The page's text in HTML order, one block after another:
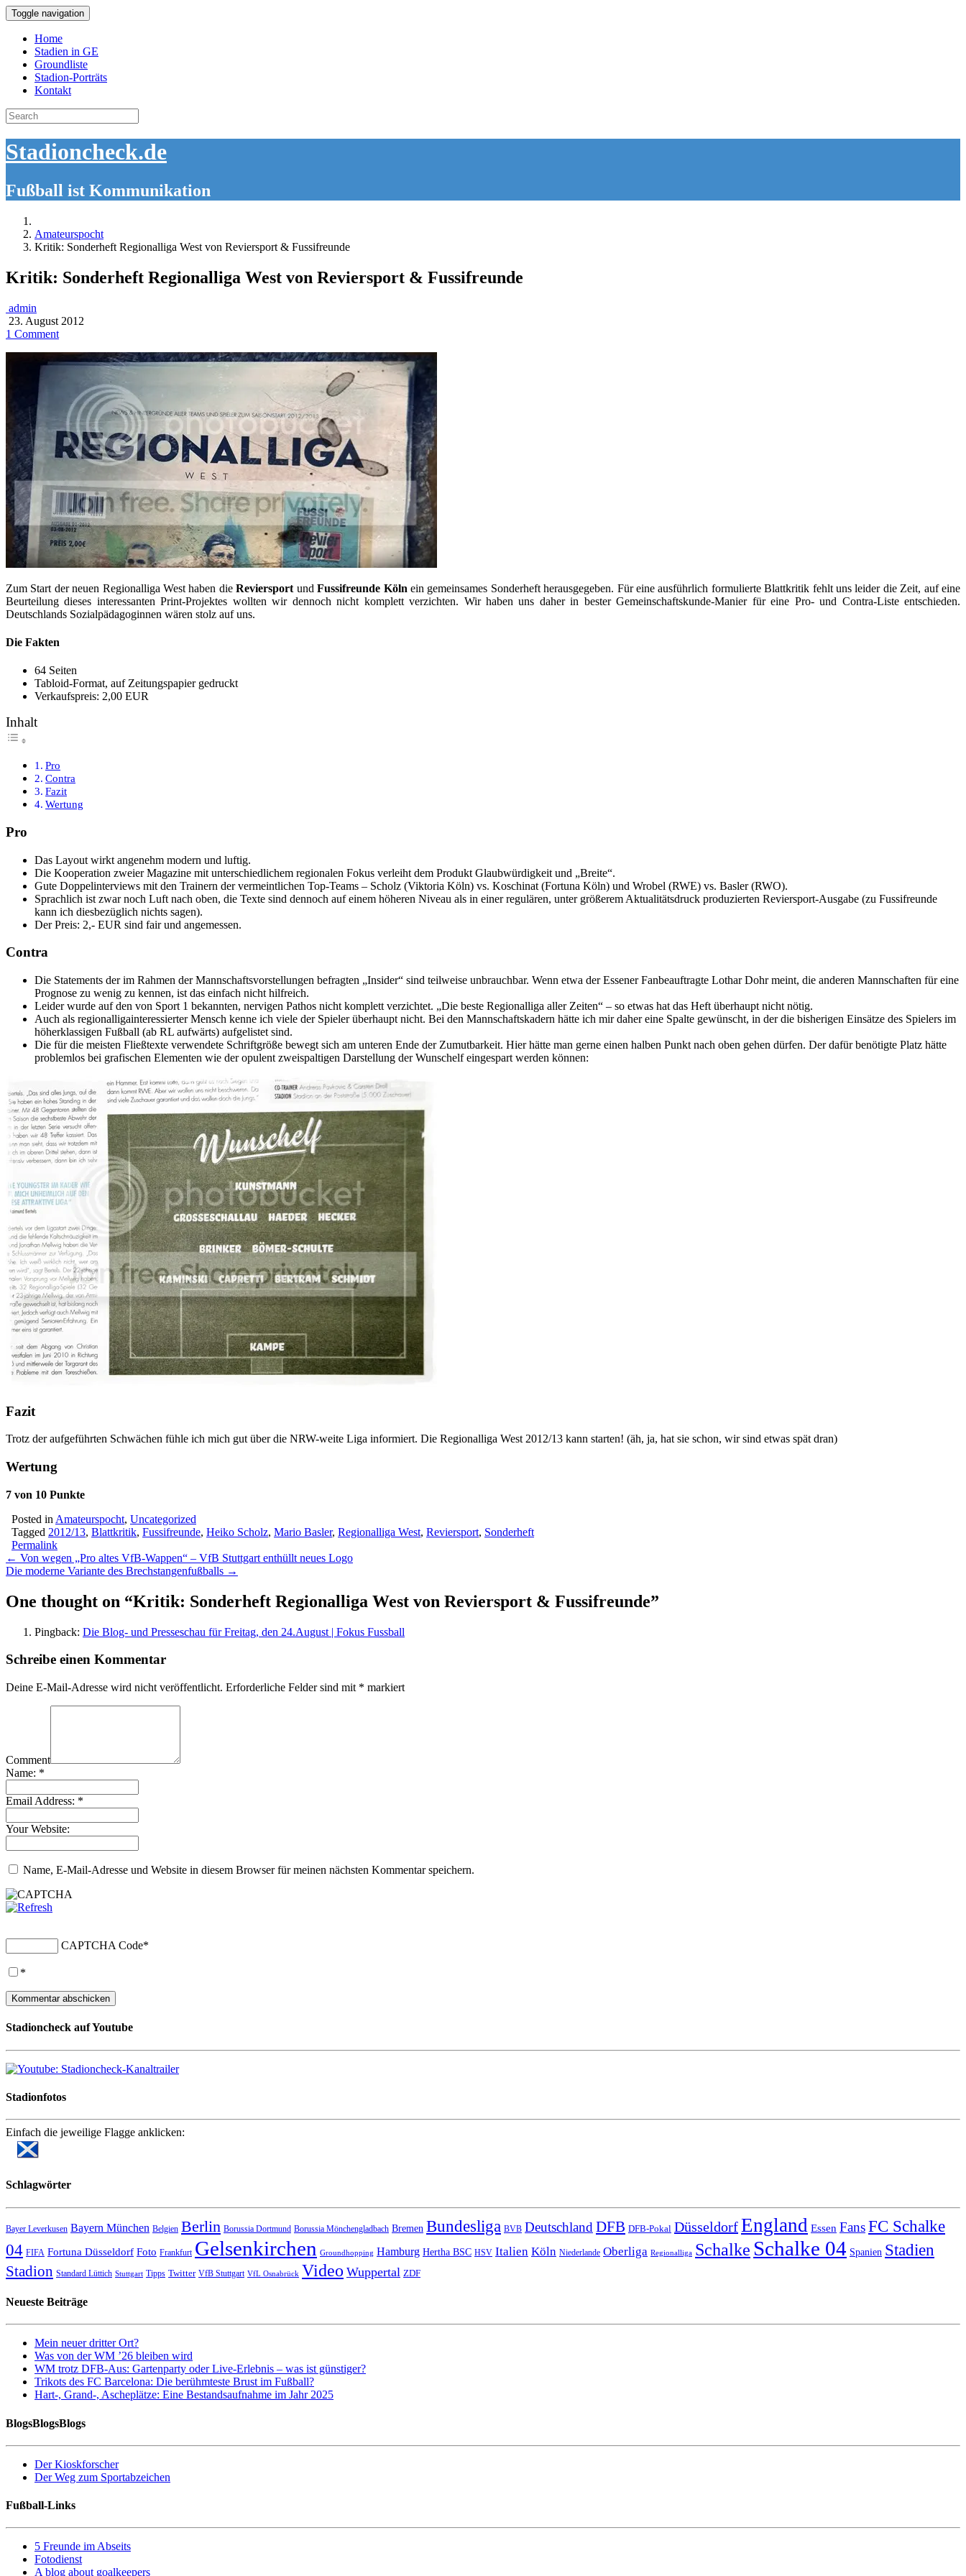
Toggle navigation
Home
Stadien in GE
Groundliste
Stadion-Porträts
Kontakt
Search
for:
Stadioncheck.de
Fußball ist Kommunikation
Amateurspocht
Kritik: Sonderheft Regionalliga West von Reviersport & Fussifreunde
Kritik: Sonderheft Regionalliga West von Reviersport & Fussifreunde
admin
23. August 2012
1 Comment
Zum Start der neuen Regionalliga West haben dieReviersport undFussifreunde Köln ein gemeinsames Sonderheft herausgegeben. Für eine ausführlich formulierte Blattkritik fehlt uns leider die Zeit, auf eine
Beurteilung dieses interessanten Print-Projektes wollten wir dennoch nicht komplett verzichten. Wir haben uns daher in bester Gemeinschaftskunde-Manier für eine Pro- und Contra-Liste entschieden.
Deutschlands Sozialpädagoginnen wären stolz auf uns.
Die Fakten
64 Seiten
Tabloid-Format, auf Zeitungspapier gedruckt
Verkaufspreis: 2,00 EUR
Inhalt
Pro
Contra
Fazit
Wertung
Pro
Das Layout wirkt angenehm modern und luftig.
Die Kooperation zweier Magazine mit unterschiedlichem regionalen Fokus verleiht dem Produkt Glaubwürdigkeit und „Breite“.
Gute Doppelinterviews mit den Trainern der vermeintlichen Top-Teams – Scholz (Viktoria Köln) vs. Koschinat (Fortuna Köln) und Wrobel (RWE) vs. Basler (RWO).
Sprachlich ist zwar noch Luft nach oben, die Texte sind dennoch auf einem höheren Niveau als in einer regulären, unter größerem Aktualitätsdruck produzierten Reviersport-Ausgabe (zu Fussifreunde
kann ich diesbezüglich nichts sagen).
Der Preis: 2,- EUR sind fair und angemessen.
Contra
Die Statements der im Rahmen der Mannschaftsvorstellungen befragten „Insider“ sind teilweise unbrauchbar. Wenn etwa der Essener Fanbeauftragte Lothar Dohr meint, die anderen Mannschaften für eine
Prognose zu wenig zu kennen, ist das einfach nicht hilfreich.
Leider wurde auf den von Sport 1 bekannten, nervigen Pathos nicht komplett verzichtet. „Die beste Regionalliga aller Zeiten“ – so etwas hat das Heft überhaupt nicht nötig.
Auch als regionalligainteressierter Mensch kenne ich viele der Spieler überhaupt nicht. Bei den Mannschaftskadern hätte ich mir daher eine Spalte gewünscht, in der die bisherigen Einsätze des Spielers im
höherklassigen Fußball (ab RL aufwärts) aufgelistet sind.
Die für die meisten Fließtexte verwendete Schriftgröße bewegt sich am unteren Ende der Zumutbarkeit. Hier hätte man gerne einen halben Punkt nach oben gehen dürfen. Der dafür benötigte Platz hätte
problemlos bei grafischen Elementen wie der opulent zweispaltigen Darstellung der Wunschelf eingespart werden können:
Fazit
Trotz der aufgeführten Schwächen fühle ich mich gut über die NRW-weite Liga informiert. Die Regionalliga West 2012/13 kann starten! (äh, ja, hat sie schon, wir sind etwas spät dran)
Wertung
7 von 10 Punkte
Posted in Amateurspocht, Uncategorized
Tagged 2012/13, Blattkritik, Fussifreunde, Heiko Scholz, Mario Basler, Regionalliga West, Reviersport, Sonderheft
Permalink
Post
navigation
← Von wegen „Pro altes VfB-Wappen“ – VfB Stuttgart enthüllt neues Logo
Die moderne Variante des Brechstangenfußballs →
One thought on “Kritik: Sonderheft Regionalliga West von Reviersport & Fussifreunde”
Pingback: Die Blog- und Presseschau für Freitag, den 24.August | Fokus Fussball
Schreibe einen Kommentar
Deine E-Mail-Adresse wird nicht veröffentlicht. Erforderliche Felder sind mit * markiert
Comment
Name: *
Email Address: *
Your Website:
Name, E-Mail-Adresse und Website in diesem Browser für meinen nächsten Kommentar speichern.
CAPTCHA Code*
*
Stadioncheck auf Youtube
Stadionfotos
Einfach die jeweilige Flagge anklicken:
Schlagwörter
Bayer Leverkusen Bayern München Belgien Berlin Borussia Dortmund Borussia Mönchengladbach Bremen Bundesliga BVB Deutschland DFB DFB-Pokal DüsseldorfEngland Essen FansFC Schalke
04 FIFA Fortuna Düsseldorf Foto Frankfurt Gelsenkirchen Groundhopping Hamburg Hertha BSC HSV Italien Köln Niederlande Oberliga Regionalliga Schalke Schalke 04 Spanien Stadien
Stadion Standard Lüttich Stuttgart Tipps Twitter VfB Stuttgart VfL Osnabrück Video Wuppertal ZDF
Neueste Beiträge
Mein neuer dritter Ort?
Was von der WM ’26 bleiben wird
WM trotz DFB-Aus: Gartenparty oder Live-Erlebnis – was ist günstiger?
Trikots des FC Barcelona: Die berühmteste Brust im Fußball?
Hart-, Grand-, Ascheplätze: Eine Bestandsaufnahme im Jahr 2025
BlogsBlogsBlogs
Der Kioskforscher
Der Weg zum Sportabzeichen
Fußball-Links
5 Freunde im Abseits
Fotodienst
A blog about goalkeepers